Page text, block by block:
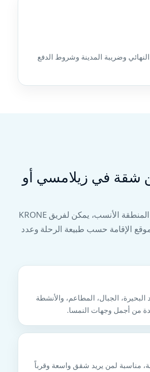
وضريبة المدينة وشروط الدفع
شقة في زيلامسي أو
إذا لم تكن متأكداً من المنطقة الأنسب، يمكن لفريق KRONE
الإقامة حسب طبيعة الرحلة وعدد
البحيرة، الجبال، المطاعم، والأنشطة
من أجمل وجهات النمسا.
مناسبة لمن يريد شقق واسعة وقرباً